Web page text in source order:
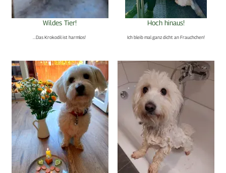
Wildes Tier!
...Das Krokodil ist harmlos!
Hoch hinaus!
Ich bleib mal ganz dicht an Frauchchen!